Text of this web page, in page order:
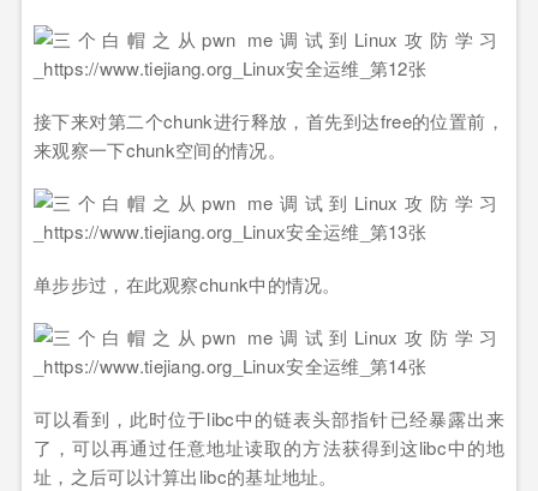
接下来对第二个chunk进行释放，首先到达free的位置前，
来观察一下chunk空间的情况。
单步步过，在此观察chunk中的情况。
可以看到，此时位于libc中的链表头部指针已经暴露出来
了，可以再通过任意地址读取的方法获得到这libc中的地
址，之后可以计算出libc的基址地址。